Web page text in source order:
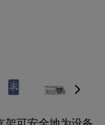
Next